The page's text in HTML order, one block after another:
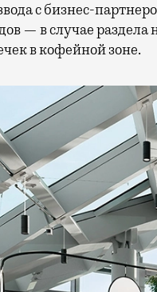
с бизнес-
— в случае раздела
в кофейной зоне.